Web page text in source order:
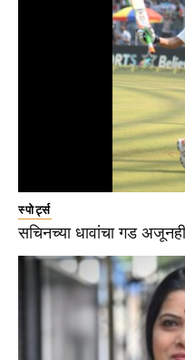
स्पोर्ट्स
सचिनच्या धावांचा गड